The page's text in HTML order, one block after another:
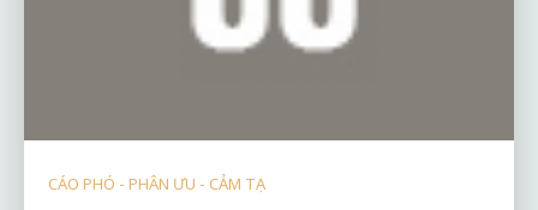
CÁO PHÓ - PHÂN ƯU - CẢM TẠ